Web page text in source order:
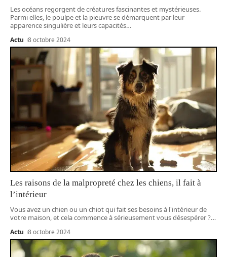
Les océans regorgent de créatures fascinantes et mystérieuses.
Parmi elles, le poulpe et la pieuvre se démarquent par leur
apparence singulière et leurs capacités…
Actu 8 octobre 2024
Les raisons de la malpropreté chez les chiens, il fait à
l’intérieur
Vous avez un chien ou un chiot qui fait ses besoins à l'intérieur de
votre maison, et cela commence à sérieusement vous désespérer ?…
Actu 8 octobre 2024